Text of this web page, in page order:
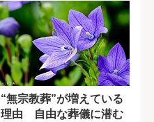
“無宗教葬”が増えている
理由 自由な葬儀に潜む